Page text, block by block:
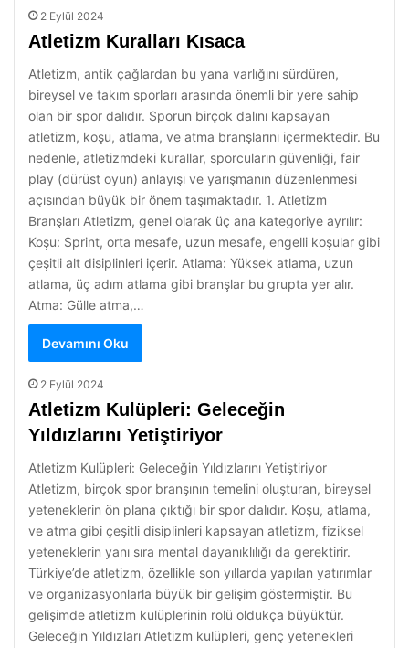
2 Eylül 2024
Atletizm Kuralları Kısaca
Atletizm, antik çağlardan bu yana varlığını sürdüren,
bireysel ve takım sporları arasında önemli bir yere sahip
olan bir spor dalıdır. Sporun birçok dalını kapsayan
atletizm, koşu, atlama, ve atma branşlarını içermektedir. Bu
nedenle, atletizmdeki kurallar, sporcuların güvenliği, fair
play (dürüst oyun) anlayışı ve yarışmanın düzenlenmesi
açısından büyük bir önem taşımaktadır. 1. Atletizm
Branşları Atletizm, genel olarak üç ana kategoriye ayrılır:
Koşu: Sprint, orta mesafe, uzun mesafe, engelli koşular gibi
çeşitli alt disiplinleri içerir. Atlama: Yüksek atlama, uzun
atlama, üç adım atlama gibi branşlar bu grupta yer alır.
Atma: Gülle atma,…
Devamını Oku
2 Eylül 2024
Atletizm Kulüpleri: Geleceğin
Yıldızlarını Yetiştiriyor
Atletizm Kulüpleri: Geleceğin Yıldızlarını Yetiştiriyor
Atletizm, birçok spor branşının temelini oluşturan, bireysel
yeteneklerin ön plana çıktığı bir spor dalıdır. Koşu, atlama,
ve atma gibi çeşitli disiplinleri kapsayan atletizm, fiziksel
yeteneklerin yanı sıra mental dayanıklılığı da gerektirir.
Türkiye’de atletizm, özellikle son yıllarda yapılan yatırımlar
ve organizasyonlarla büyük bir gelişim göstermiştir. Bu
gelişimde atletizm kulüplerinin rolü oldukça büyüktür.
Geleceğin Yıldızları Atletizm kulüpleri, genç yetenekleri